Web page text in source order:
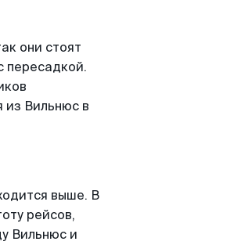
они стоят
пересадкой.
из Вильнюс в
выше. В
рейсов,
Вильнюс и